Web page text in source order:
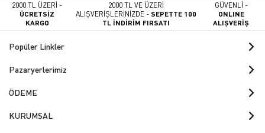
2000 TL ÜZERİ -
ÜCRETSİZ
KARGO
2000 TL VE ÜZERİ
ALIŞVERİŞLERİNİZDE -SEPETTE 100
TL İNDİRİM FIRSATI
GÜVENLİ -
ONLINE
ALIŞVERİŞ
Popüler Linkler
Pazaryerlerimiz
ÖDEME
KURUMSAL